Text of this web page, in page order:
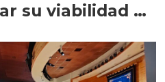
su viabilidad de